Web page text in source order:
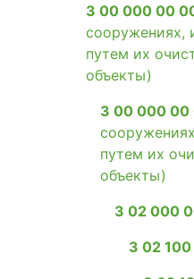
3 00 000 00
сооружениях,
путем их
объекты)
3 00 000 00
путем их
объекты)
3 02 000
3 02